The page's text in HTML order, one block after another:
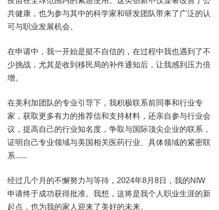
共健康，也为参与其中的科学家和研发团队带来了广泛的认
可与职业发展机会。
在申请中，我一开始是挺不自信的，在过程中我也遇到了不
少挑战，尤其是收到移民局的补件通知后，让我感到压力倍
增。
在美利加团队的专业引导下，我积极联系前同事和行业专
家，获取更多有力的推荐信和支持材料，还亲自参与行业会
议，提高自己的行业知名度，争取与国际顶尖企业的联系，
证明自己专业领域与美国相关医药行业、具体领域的紧密联
系......
经过几个月的不懈努力与等待，2024年8月8日，我的NIW
申请终于成功获得批准。我想，这将是我个人职业生涯的新
起点，也为我的家人迎来了美好的未来。